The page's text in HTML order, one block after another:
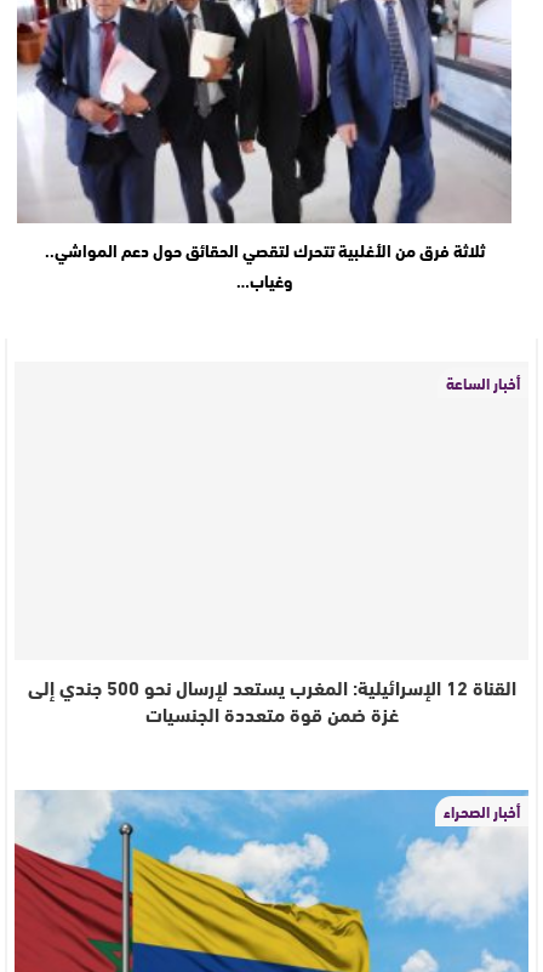
ثلاثة فرق من الأغلبية تتحرك لتقصي الحقائق حول دعم المواشي..
وغياب…
أخبار الساعة
القناة 12 الإسرائيلية: المغرب يستعد لإرسال نحو 500 جندي إلى
غزة ضمن قوة متعددة الجنسيات
أخبار الصحراء